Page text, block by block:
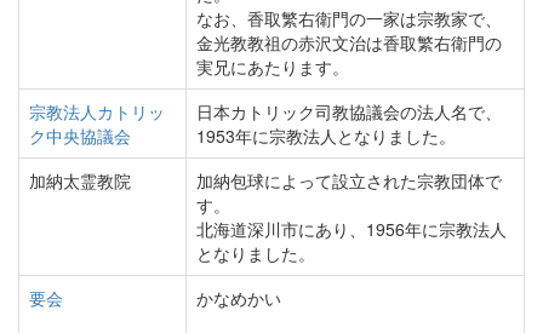
なお、香取繁右衛門の一家は宗教家で、
金光教教祖の赤沢文治は香取繁右衛門の
実兄にあたります。
宗教法人カトリッ
ク中央協議会
日本カトリック司教協議会の法人名で、
1953年に宗教法人となりました。
加納太霊教院
加納包球によって設立された宗教団体で
す。
北海道深川市にあり、1956年に宗教法人
となりました。
要会
かなめかい